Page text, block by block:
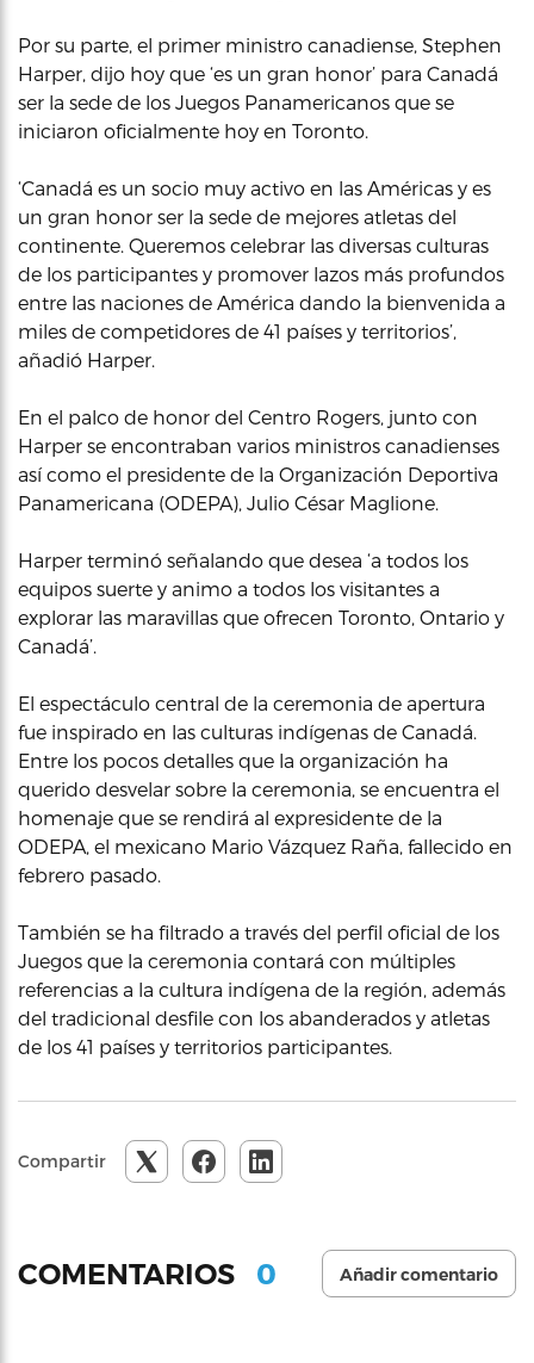
Por su parte, el primer ministro canadiense, Stephen
Harper, dijo hoy que ‘es un gran honor’ para Canadá
ser la sede de los Juegos Panamericanos que se
iniciaron oficialmente hoy en Toronto.
‘Canadá es un socio muy activo en las Américas y es
un gran honor ser la sede de mejores atletas del
continente. Queremos celebrar las diversas culturas
de los participantes y promover lazos más profundos
entre las naciones de América dando la bienvenida a
miles de competidores de 41 países y territorios’,
añadió Harper.
En el palco de honor del Centro Rogers, junto con
Harper se encontraban varios ministros canadienses
así como el presidente de la Organización Deportiva
Panamericana (ODEPA), Julio César Maglione.
Harper terminó señalando que desea ‘a todos los
equipos suerte y animo a todos los visitantes a
explorar las maravillas que ofrecen Toronto, Ontario y
Canadá’.
El espectáculo central de la ceremonia de apertura
fue inspirado en las culturas indígenas de Canadá.
Entre los pocos detalles que la organización ha
querido desvelar sobre la ceremonia, se encuentra el
homenaje que se rendirá al expresidente de la
ODEPA, el mexicano Mario Vázquez Raña, fallecido en
febrero pasado.
También se ha filtrado a través del perfil oficial de los
Juegos que la ceremonia contará con múltiples
referencias a la cultura indígena de la región, además
del tradicional desfile con los abanderados y atletas
de los 41 países y territorios participantes.
Compartir
COMENTARIOS 0 Añadir comentario